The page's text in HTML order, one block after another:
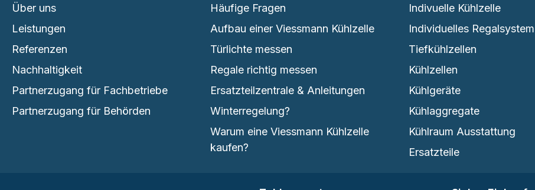
Über uns
Leistungen
Referenzen
Nachhaltigkeit
Partnerzugang für Fachbetriebe
Partnerzugang für Behörden
Häufige Fragen
Aufbau einer Viessmann Kühlzelle
Türlichte messen
Regale richtig messen
Ersatzteilzentrale & Anleitungen
Winterregelung?
Warum eine Viessmann Kühlzelle
kaufen?
Indivuelle Kühlzelle
Individuelles Regalsystem
Tiefkühlzellen
Kühlzellen
Kühlgeräte
Kühlaggregate
Kühlraum Ausstattung
Ersatzteile